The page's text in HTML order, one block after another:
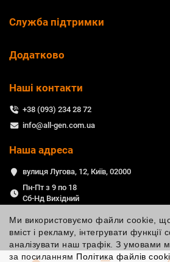
Ми використовуємо файли cookie,
вміст і рекламу, інтегрувати
аналізувати наш трафік. З умовами
за посиланням Політика файлів
Служба підтримки
Додатково
Наші контакти
+38 (093) 234 28 72
info@all-gen.com.ua
Наша адреса
вулиця Лугова, 12, Київ, 02000
Пн-Пт з 9 по 18
Сб-Нд Вихідний